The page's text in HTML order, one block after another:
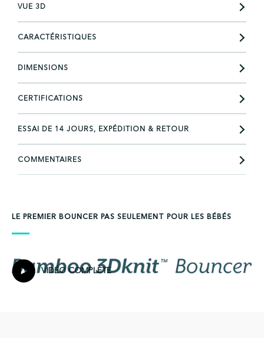
VUE 3D
CARACTÉRISTIQUES
DIMENSIONS
CERTIFICATIONS
ESSAI DE 14 JOURS, EXPÉDITION & RETOUR
COMMENTAIRES
LE PREMIER BOUNCER PAS SEULEMENT POUR LES BÉBÉS
VIDÉO COMPLÈTE